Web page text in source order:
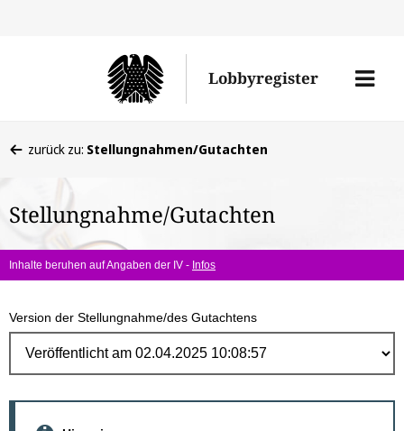
Lobbyregister
Menü
befinden
hier:
zurück zu: Stellungnahmen/Gutachten
Stellungnahme/Gutachten
Inhalte beruhen auf Angaben der IV - Infos
Version der Stellungnahme/des Gutachtens